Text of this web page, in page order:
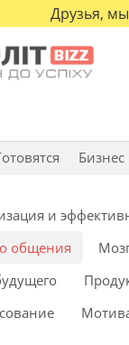
Друзья,
Бизнес
и
общения